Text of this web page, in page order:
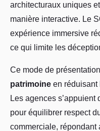
architecturaux uniques
manière interactive. Le
expérience immersive
ce qui limite les
Ce mode de
patrimoine en réduisant
Les agences
pour équilibrer respect
commerciale, répondant